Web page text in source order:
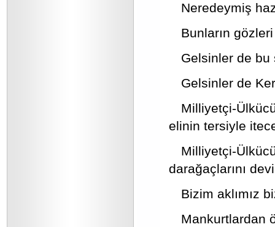
Neredeymiş
Bunların
Gelsinler de
Gelsinler de
Milliyetçi-
elinin tersiyle
Milliyetçi-
darağaçlarını
Bizim aklımız
Mankurtlardan